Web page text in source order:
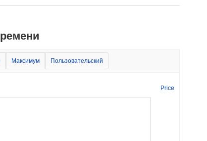
Максимум Пользовательский
Price